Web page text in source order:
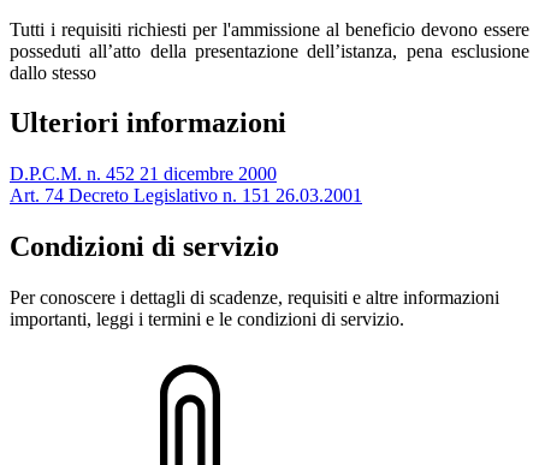
Tutti i requisiti richiesti per l'ammissione al beneficio devono essere
posseduti all’atto della presentazione dell’istanza, pena esclusione
dallo stesso
Ulteriori informazioni
D.P.C.M. n. 452 21 dicembre 2000
Art. 74 Decreto Legislativo n. 151 26.03.2001
Condizioni di servizio
Per conoscere i dettagli di scadenze, requisiti e altre informazioni
importanti, leggi i termini e le condizioni di servizio.